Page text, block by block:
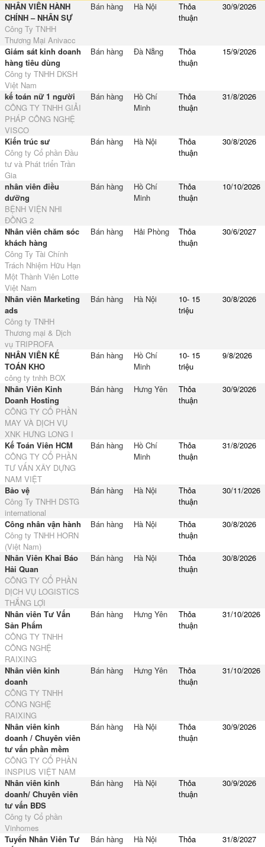
NHÂN VIÊN HÀNH
CHÍNH – NHÂN SỰ
Công Ty TNHH
Thương Mại Anivacc
Bán hàng Hà Nội
Thỏa
thuận
30/9/2026
Giám sát kinh doanh
hàng tiêu dùng
Công ty TNHH DKSH
Việt Nam
Bán hàng Đà Nẵng
Thỏa
thuận
15/9/2026
kế toán nữ 1 người
CÔNG TY TNHH GIẢI
PHÁP CÔNG NGHỆ
VISCO
Bán hàng
Hồ Chí
Minh
Thỏa
thuận
31/8/2026
Kiến trúc sư
Công ty Cổ phần Đầu
tư và Phát triển Trần
Gia
Bán hàng Hà Nội
Thỏa
thuận
30/8/2026
nhân viên điều
dưỡng
BỆNH VIỆN NHI
ĐỒNG 2
Bán hàng
Hồ Chí
Minh
Thỏa
thuận
10/10/2026
Nhân viên chăm sóc
khách hàng
Công Ty Tài Chính
Trách Nhiệm Hữu Hạn
Một Thành Viên Lotte
Việt Nam
Bán hàng Hải Phòng
Thỏa
thuận
30/6/2027
Nhân viên Marketing
ads
Công ty TNHH
Thương mại & Dịch
vụ TRIPROFA
Bán hàng Hà Nội
10- 15
triệu
30/8/2026
NHÂN VIÊN KẾ
TOÁN KHO
công ty tnhh BOX
Bán hàng
Hồ Chí
Minh
10- 15
triệu
9/8/2026
Nhân Viên Kinh
Doanh Hosting
CÔNG TY CỔ PHẦN
MAY VÀ DỊCH VỤ
XNK HƯNG LONG I
Bán hàng Hưng Yên
Thỏa
thuận
30/9/2026
Kế Toán Viên HCM
CÔNG TY CỔ PHẦN
TƯ VẤN XÂY DỰNG
NAM VIỆT
Bán hàng
Hồ Chí
Minh
Thỏa
thuận
31/8/2026
Bảo vệ
Công Ty TNHH DSTG
international
Bán hàng Hà Nội
Thỏa
thuận
30/11/2026
Công nhân vận hành
Công ty TNHH HORN
(Việt Nam)
Bán hàng Hà Nội
Thỏa
thuận
30/8/2026
Nhân Viên Khai Báo
Hải Quan
CÔNG TY CỔ PHẦN
DỊCH VỤ LOGISTICS
THẮNG LỢI
Bán hàng Hà Nội
Thỏa
thuận
30/8/2026
Nhân viên Tư Vấn
Sản Phẩm
CÔNG TY TNHH
CÔNG NGHỆ
RAIXING
Bán hàng Hưng Yên
Thỏa
thuận
31/10/2026
Nhân viên kinh
doanh
CÔNG TY TNHH
CÔNG NGHỆ
RAIXING
Bán hàng Hưng Yên
Thỏa
thuận
31/10/2026
Nhân viên kinh
doanh / Chuyên viên
tư vấn phần mềm
CÔNG TY CỔ PHẦN
INSPIUS VIỆT NAM
Bán hàng Hà Nội
Thỏa
thuận
30/9/2026
Nhân viên kinh
doanh/ Chuyên viên
tư vấn BĐS
Công ty Cổ phần
Vinhomes
Bán hàng Hà Nội
Thỏa
thuận
30/9/2026
Tuyển Nhân Viên Tư
Bán hàng Hà Nội
Thỏa
31/8/2027